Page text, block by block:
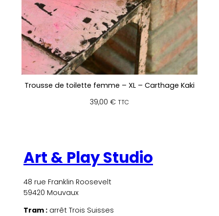
Trousse de toilette femme – XL – Carthage Kaki
39,00 € TTC
Art & Play Studio
48 rue Franklin Roosevelt
59420 Mouvaux
Tram : arrêt Trois Suisses